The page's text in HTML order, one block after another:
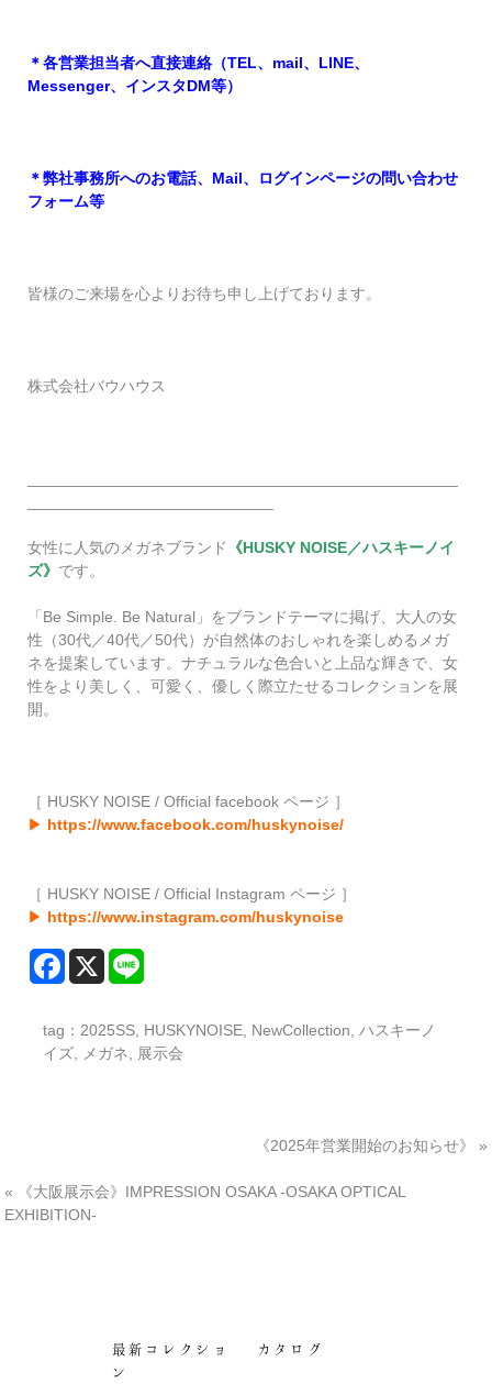
＊各営業担当者へ直接連絡（TEL、mail、LINE、
Messenger、インスタDM等）
＊弊社事務所へのお電話、Mail、ログインページの問い合わせ
フォーム等
皆様のご来場を心よりお待ち申し上げております。
株式会社バウハウス
女性に人気のメガネブランド
《HUSKY NOISE／ハスキーノイ
ズ》 です。
「Be Simple. Be Natural」をブランドテーマに掲げ、大人の女
性（30代／40代／50代）が自然体のおしゃれを楽しめるメガ
ネを提案しています。ナチュラルな色合いと上品な輝きで、女
性をより美しく、可愛く、優しく際立たせるコレクションを展
開。
［ HUSKY NOISE / Official facebook ページ ］
▶ https://www.facebook.com/huskynoise/
［ HUSKY NOISE / Official Instagram ページ ］
▶ https://www.instagram.com/huskynoise
tag： 2025SS HUSKYNOISE NewCollection ,ハスキーノ
イズ
メガネ 展示会
《2025年営業開始のお知らせ》 »
«
《大阪展示会》IMPRESSION OSAKA -OSAKA OPTICAL
EXHIBITION-
最新コレクショ
ン
カタログ